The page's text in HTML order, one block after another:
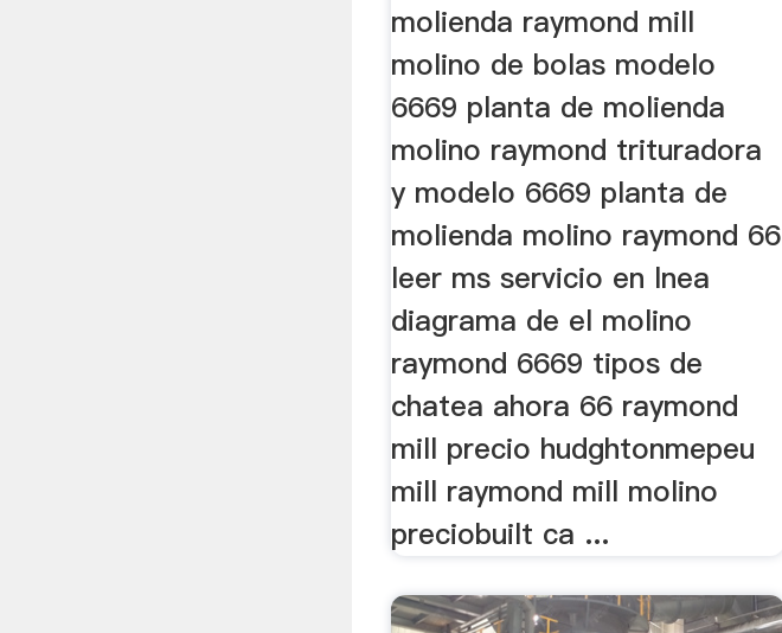
molienda raymond mill
molino de bolas modelo
6669 planta de molienda
molino raymond trituradora
y modelo 6669 planta de
molienda molino raymond 66
leer ms servicio en lnea
diagrama de el molino
raymond 6669 tipos de
chatea ahora 66 raymond
mill precio hudghtonmepeu
mill raymond mill molino
preciobuilt ca ...